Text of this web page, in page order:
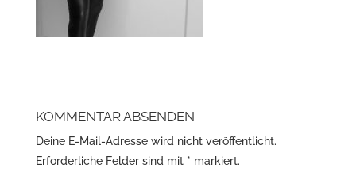
KOMMENTAR ABSENDEN
Deine E-Mail-Adresse wird nicht veröffentlicht.
Erforderliche Felder sind mit * markiert.